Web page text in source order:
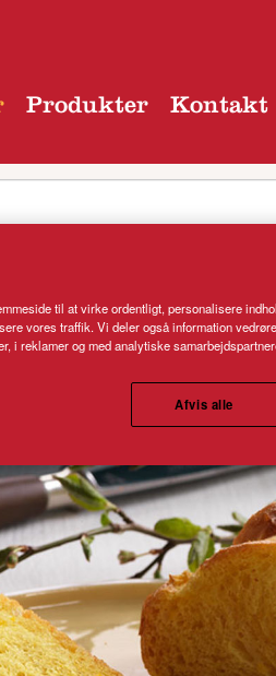
Produkter Kontakt
til at virke ordentligt, personalisere
vores traffik. Vi deler også information
i reklamer og med analytiske
Afvis alle